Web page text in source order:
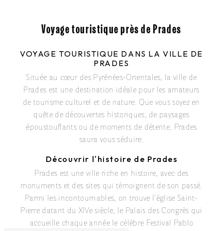
Voyage touristique près de Prades
VOYAGE TOURISTIQUE DANS LA VILLE DE
PRADES
Située au cœur des Pyrénées-Orientales, la ville de
Prades est une destination idéale pour les amateurs
de tourisme culturel et de nature. Que vous soyez en
quête de découvertes historiques, de paysages
époustouflants ou de moments de détente, Prades
saura vous séduire.
Découvrir l'histoire de Prades
Prades est une ville riche en histoire, avec des
monuments et des sites qui témoignent de son passé.
Parmi les incontournables, on trouve l'église Saint-
Pierre datant du XIVe siècle, le Palais des Congrès qui
accueille chaque année le célèbre Festival Pablo